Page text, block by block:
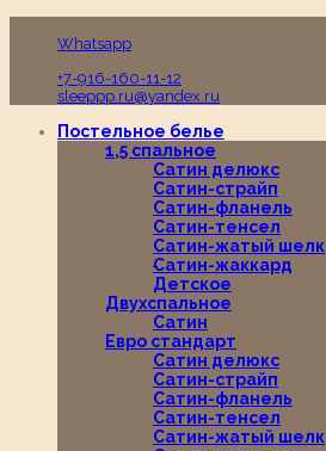
Whatsapp
+7-916-160-11-12
sleeppp.ru@yandex.ru
Постельное белье
1,5 спальное
Сатин делюкс
Сатин-страйп
Сатин-фланель
Сатин-тенсел
Сатин-жатый шелк
Сатин-жаккард
Детское
Двухспальное
Сатин
Евро стандарт
Сатин делюкс
Сатин-страйп
Сатин-фланель
Сатин-тенсел
Сатин-жатый шелк